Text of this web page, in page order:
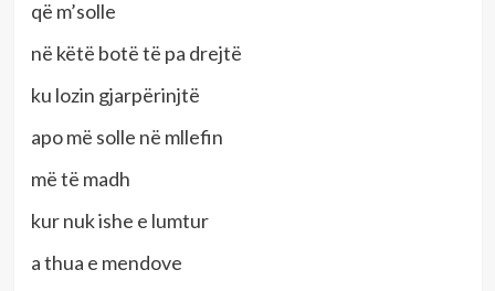
që m’solle
në këtë botë të pa drejtë
ku lozin gjarpërinjtë
apo më solle në mllefin
më të madh
kur nuk ishe e lumtur
a thua e mendove